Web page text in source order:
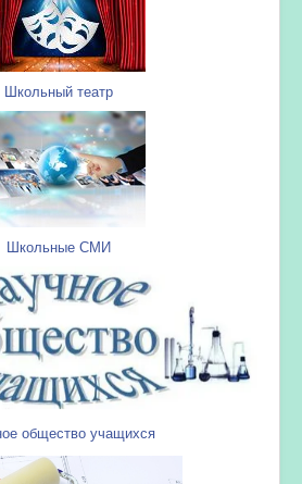
Школьный театр
Школьные СМИ
общество учащихся